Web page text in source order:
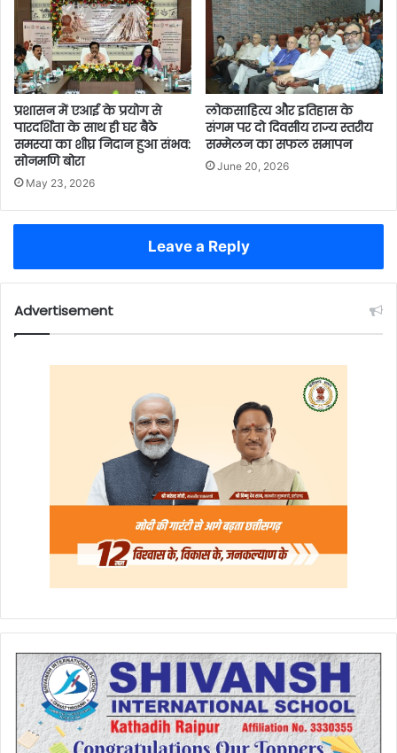
प्रशासन में एआई के प्रयोग से
पारदर्शिता के साथ ही घर बैठे
समस्या का शीघ्र निदान हुआ संभव:
सोनमणि बोरा
May 23, 2026
लोकसाहित्य और इतिहास के
संगम पर दो दिवसीय राज्य स्तरीय
सम्मेलन का सफल समापन
June 20, 2026
Leave a Reply
Advertisement